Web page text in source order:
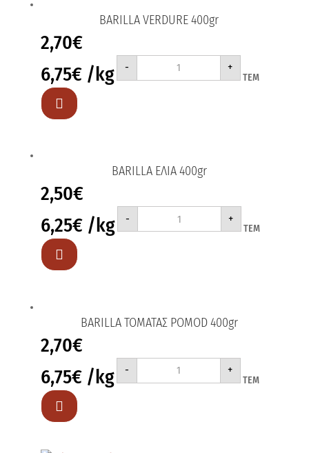
BARILLA VERDURE 400gr
2,70€
6,75€ /kg -
BARILLA
400gr
+
ΤΕΜ

BARILLA ΕΛΙΑ 400gr
2,50€
6,25€ /kg -
BARILLA
400gr
+
ΤΕΜ

BARILLA ΤΟΜΑΤΑΣ POMOD 400gr
2,70€
6,75€ /kg -
BARILLA
POMOD
+
ΤΕΜ
